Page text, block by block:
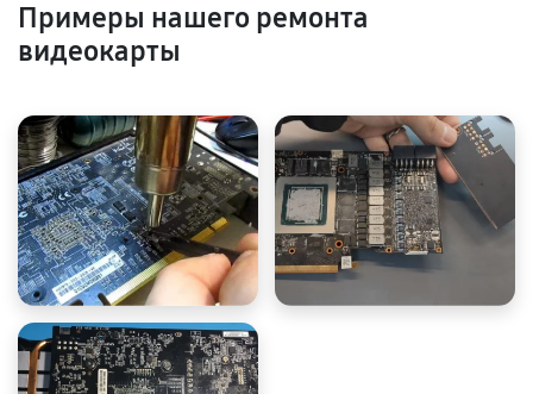
Примеры нашего ремонта
видеокарты